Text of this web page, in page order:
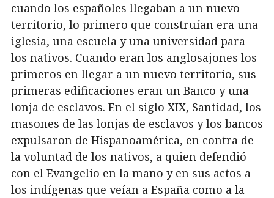
cuando los españoles llegaban a un nuevo
territorio, lo primero que construían era una
iglesia, una escuela y una universidad para
los nativos. Cuando eran los anglosajones los
primeros en llegar a un nuevo territorio, sus
primeras edificaciones eran un Banco y una
lonja de esclavos. En el siglo XIX, Santidad, los
masones de las lonjas de esclavos y los bancos
expulsaron de Hispanoamérica, en contra de
la voluntad de los nativos, a quien defendió
con el Evangelio en la mano y en sus actos a
los indígenas que veían a España como a la